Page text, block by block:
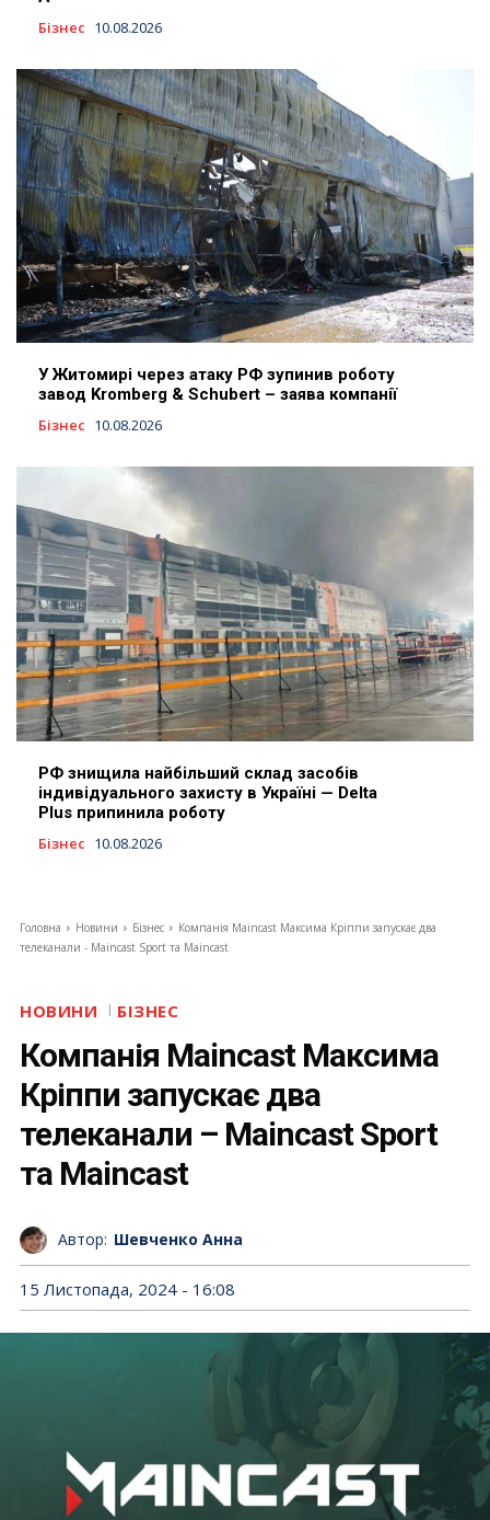
Бізнес 10.08.2026
У Житомирі через атаку РФ зупинив роботу
завод Kromberg & Schubert – заява компанії
Бізнес 10.08.2026
РФ знищила найбільший склад засобів
індивідуального захисту в Україні — Delta
Plus припинила роботу
Бізнес 10.08.2026